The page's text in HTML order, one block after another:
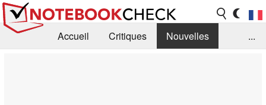
Accueil Critiques
Nouvelles
...